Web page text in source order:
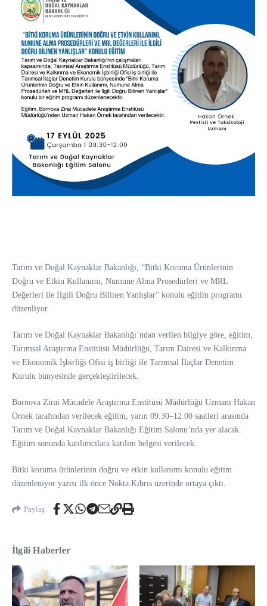
Tarım ve Doğal Kaynaklar Bakanlığı, “Bitki Koruma Ürünlerinin
Doğru ve Etkin Kullanımı, Numune Alma Prosedürleri ve MRL
Değerleri ile İlgili Doğru Bilinen Yanlışlar” konulu eğitim programı
düzenliyor.
Tarım ve Doğal Kaynaklar Bakanlığı’ndan verilen bilgiye göre, eğitim,
Tarımsal Araştırma Enstitüsü Müdürlüğü, Tarım Dairesi ve Kalkınma
ve Ekonomik İşbirliği Ofisi iş birliği ile Tarımsal İlaçlar Denetim
Kurulu bünyesinde gerçekleştirilecek.
Bornova Zirai Mücadele Araştırma Enstitüsü Müdürlüğü Uzmanı Hakan
Örnek tarafından verilecek eğitim, yarın 09.30–12.00 saatleri arasında
Tarım ve Doğal Kaynaklar Bakanlığı Eğitim Salonu’nda yer alacak.
Eğitim sonunda katılımcılara katılım belgesi verilecek.
Bitki koruma ürünlerinin doğru ve etkin kullanımı konulu eğitim
düzenleniyor yazısı ilk önce Nokta Kıbrıs üzerinde ortaya çıktı.
Paylaş
İlgili Haberler